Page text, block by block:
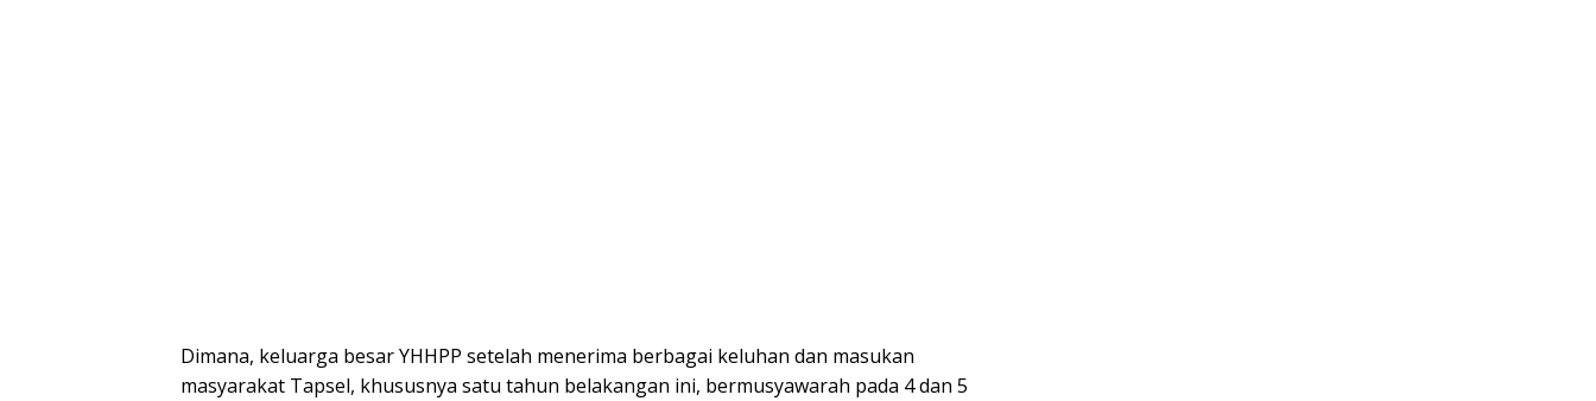
Dimana, keluarga besar YHHPP setelah menerima berbagai keluhan dan masukan
masyarakat Tapsel, khususnya satu tahun belakangan ini, bermusyawarah pada 4 dan 5